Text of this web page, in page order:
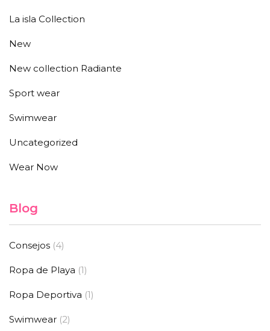
La isla Collection
New
New collection Radiante
Sport wear
Swimwear
Uncategorized
Wear Now
Blog
Consejos (4)
Ropa de Playa (1)
Ropa Deportiva (1)
Swimwear (2)